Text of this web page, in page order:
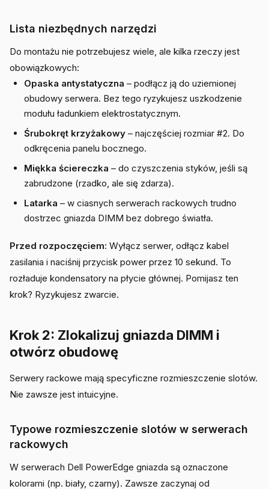
Lista niezbędnych narzędzi
Do montażu nie potrzebujesz wiele, ale kilka rzeczy jest
obowiązkowych:
Opaska antystatyczna – podłącz ją do uziemionej
obudowy serwera. Bez tego ryzykujesz uszkodzenie
modułu ładunkiem elektrostatycznym.
Śrubokręt krzyżakowy – najczęściej rozmiar #2. Do
odkręcenia panelu bocznego.
Miękka ściereczka – do czyszczenia styków, jeśli są
zabrudzone (rzadko, ale się zdarza).
Latarka – w ciasnych serwerach rackowych trudno
dostrzec gniazda DIMM bez dobrego światła.
Przed rozpoczęciem: Wyłącz serwer, odłącz kabel
zasilania i naciśnij przycisk power przez 10 sekund. To
rozładuje kondensatory na płycie głównej. Pomijasz ten
krok? Ryzykujesz zwarcie.
Krok 2: Zlokalizuj gniazda DIMM i
otwórz obudowę
Serwery rackowe mają specyficzne rozmieszczenie slotów.
Nie zawsze jest intuicyjne.
Typowe rozmieszczenie slotów w serwerach
rackowych
W serwerach Dell PowerEdge gniazda są oznaczone
kolorami (np. biały, czarny). Zawsze zaczynaj od